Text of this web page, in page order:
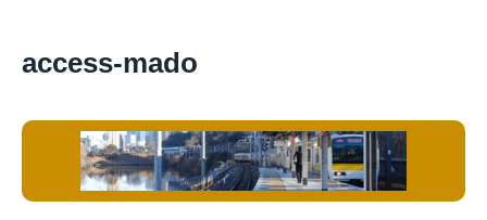
access-mado